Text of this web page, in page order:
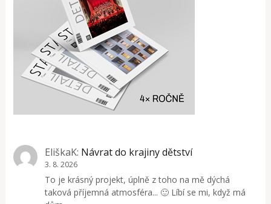
EliškaK: Návrat do krajiny dětství
3. 8. 2026
To je krásný projekt, úplně z toho na mě dýchá
taková příjemná atmosféra... 🙂 Líbí se mi, když má